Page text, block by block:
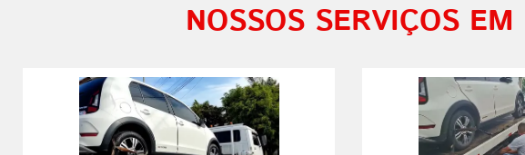
NOSSOS SERVIÇOS